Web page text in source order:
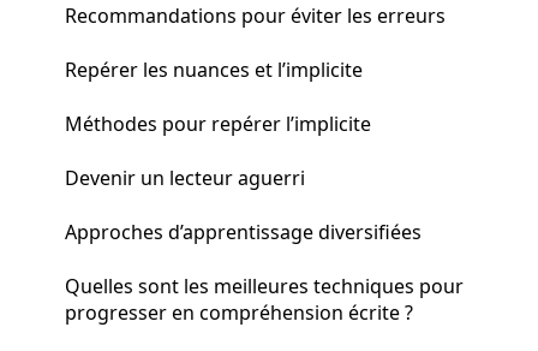
Recommandations pour éviter les erreurs
Repérer les nuances et l’implicite
Méthodes pour repérer l’implicite
Devenir un lecteur aguerri
Approches d’apprentissage diversifiées
Quelles sont les meilleures techniques pour
progresser en compréhension écrite ?